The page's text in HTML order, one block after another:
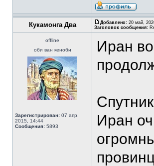
Кукамонга Два Добавлено: 20 май,
Заголовок сообщения:
offline
оби ван кеноби
Зарегистрирован: 07 апр,
2015, 14:44
Сообщения: 5893
Иран
Иран